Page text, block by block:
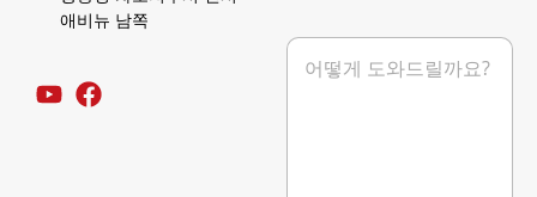
애비뉴 남쪽
이
아
메